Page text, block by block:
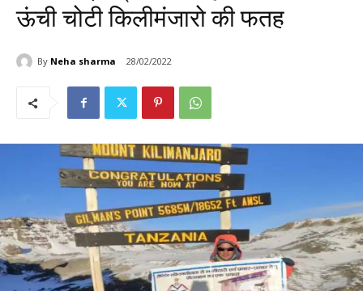
ऊंची चोटी किलीमंजारो की फतह
By Neha sharma 28/02/2022